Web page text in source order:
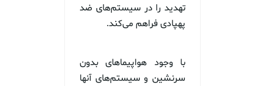
تهدید را در سیستم‌های ضد
پهپادی فراهم می‌کند.
با وجود هواپیماهای بدون
سرنشین و سیستم‌های آنها